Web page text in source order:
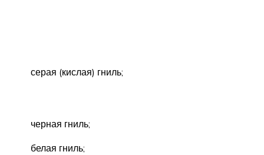
серая (кислая) гниль;
черная гниль;
белая гниль;